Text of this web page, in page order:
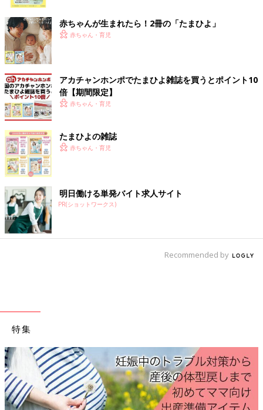
出典：Instagramアカウント「mamimume57」
まみむさんはこちらのアイテムをセレクト♪ ジャンパースカート
になっていて、胸元のミッキーがとても可愛らしいですよね。イ
ンナーを工夫すればさまざまなシーズンで着回しできそうです！
バケットハットがおしゃれ度アップ
赤ちゃんが生まれたら！2冊の「たまひよ」
赤ちゃん・育児
アカチャンホンポでたまひよ雑誌を買うとポイント10
倍【期間限定】
赤ちゃん・育児
たまひよの雑誌
赤ちゃん・育児
明日働ける単発バイト求人サイト
PR(ショットワークス)
Recommended by
特集